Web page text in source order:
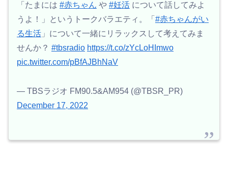
「たまには #赤ちゃん や #妊活 について話してみよ
うよ！」というトークバラエティ。「 #赤ちゃんがい
る生活 」について一緒にリラックスして考えてみま
せんか？ #tbsradio https://t.co/zYcLoHImwo
pic.twitter.com/pBfAJBhNaV
— TBSラジオ FM90.5&AM954 (@TBSR_PR)
December 17, 2022